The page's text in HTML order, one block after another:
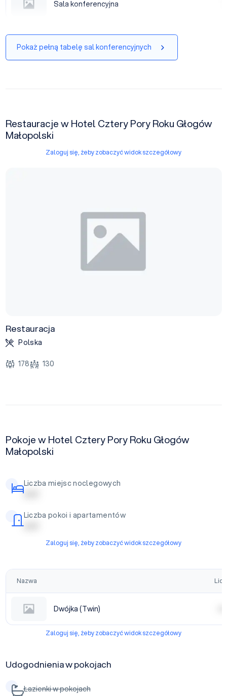
Sala konferencyjna
Pokaż pełną tabelę sal konferencyjnych
Restauracje w Hotel Cztery Pory Roku Głogów
Małopolski
Zaloguj się, żeby zobaczyć widok szczegółowy
Restauracja
Polska
178 130
Pokoje w Hotel Cztery Pory Roku Głogów
Małopolski
Liczba miejsc noclegowych
| | | | |
Liczba pokoi i apartamentów
| | | | |
Zaloguj się, żeby zobaczyć widok szczegółowy
Nazwa
Dwójka (Twin)
Zaloguj się, żeby zobaczyć widok szczegółowy
Udogodnienia w pokojach
Łazienki w pokojach